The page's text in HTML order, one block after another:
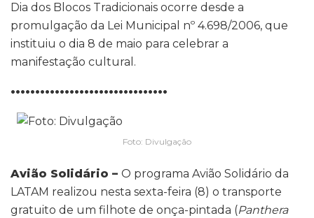
Dia dos Blocos Tradicionais ocorre desde a
promulgação da Lei Municipal nº 4.698/2006, que
instituiu o dia 8 de maio para celebrar a
manifestação cultural.
••••••••••••••••••••••••••••••••
Foto: Divulgação
Avião Solidário – O programa Avião Solidário da
LATAM realizou nesta sexta-feira (8) o transporte
gratuito de um filhote de onça-pintada (Panthera